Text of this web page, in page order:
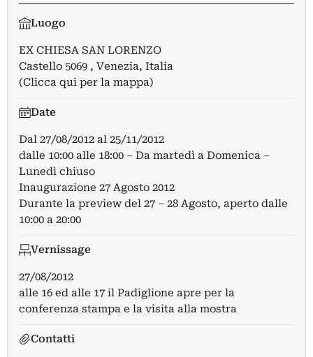
Luogo
EX CHIESA SAN LORENZO
Castello 5069 , Venezia, Italia
(Clicca qui per la mappa)
Date
Dal 27/08/2012 al 25/11/2012
dalle 10:00 alle 18:00 – Da martedì a Domenica –
Lunedì chiuso
Inaugurazione 27 Agosto 2012
Durante la preview del 27 – 28 Agosto, aperto dalle
10:00 a 20:00
Vernissage
27/08/2012
alle 16 ed alle 17 il Padiglione apre per la
conferenza stampa e la visita alla mostra
Contatti